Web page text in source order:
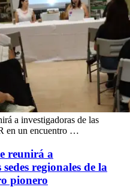
a investigadoras de las
en un encuentro …
reunirá a
regionales de la
pionero